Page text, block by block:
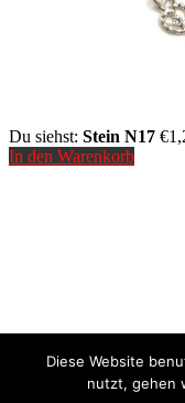
Du siehst: Stein N17 €
In den Warenkorb
Diese Website
nutzt, gehen